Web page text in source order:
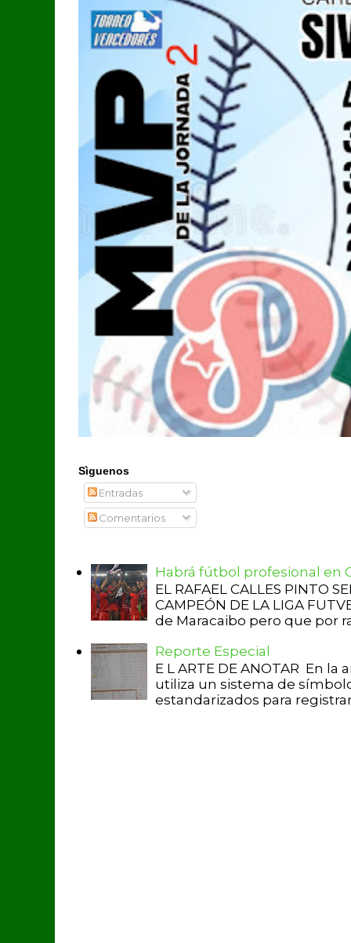
Sìguenos
Entradas
Comentarios
Habrá fútbol profesional en
EL RAFAEL CALLES PINTO
CAMPEÓN DE LA LIGA
de Maracaibo pero que por
Reporte Especial
E L ARTE DE ANOTAR En
utiliza un sistema de
estandarizados para